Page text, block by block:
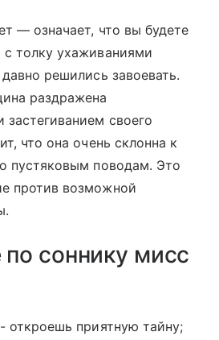
— означает, что вы будете
толку ухаживаниями
решились завоевать.
раздражена
застегиванием своего
что она очень склонна к
пустяковым поводам. Это
против возможной
по соннику мисс
откроешь приятную тайну;